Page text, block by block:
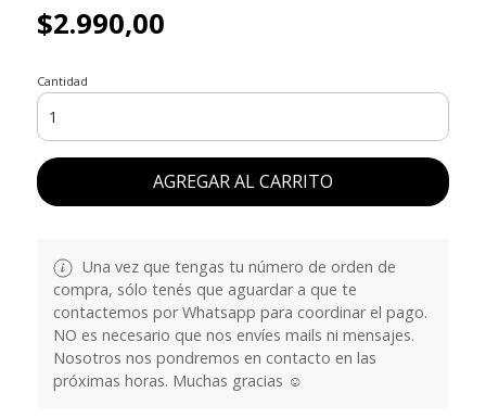
$2.990,00
Cantidad
AGREGAR AL CARRITO
Una vez que tengas tu número de orden de
compra, sólo tenés que aguardar a que te
contactemos por Whatsapp para coordinar el pago.
NO es necesario que nos envíes mails ni mensajes.
Nosotros nos pondremos en contacto en las
próximas horas. Muchas gracias ☺️